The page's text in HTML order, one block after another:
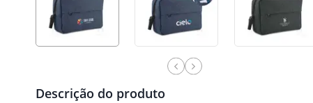
Descrição do produto